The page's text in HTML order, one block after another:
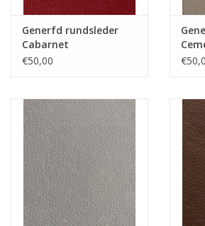
Generfd rundsleder
Cabarnet
€50,00